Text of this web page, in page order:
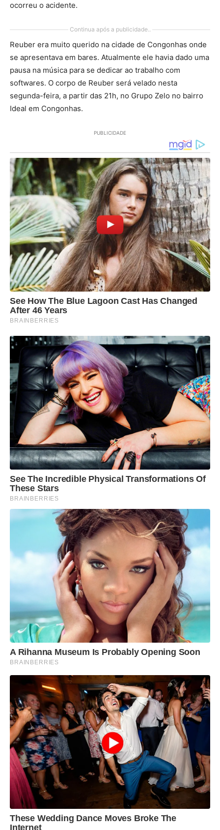
ocorreu o acidente.
Continua após a publicidade..
Reuber era muito querido na cidade de Congonhas onde
se apresentava em bares. Atualmente ele havia dado uma
pausa na música para se dedicar ao trabalho com
softwares. O corpo de Reuber será velado nesta
segunda-feira, a partir das 21h, no Grupo Zelo no bairro
Ideal em Congonhas.
PUBLICIDADE